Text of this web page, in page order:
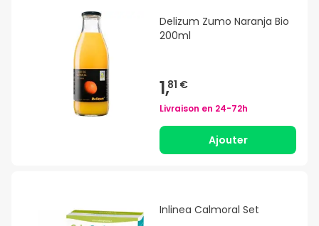
Delizum Zumo Naranja Bio
200ml
1,81 €
Livraison en 24-72h
Ajouter
Inlinea Calmoral Set